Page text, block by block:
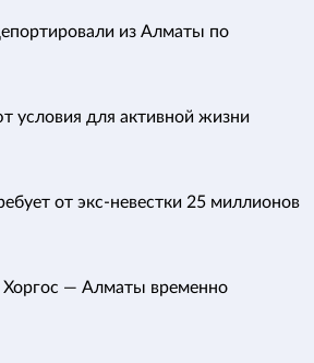
из Алматы по
условия для активной жизни
от экс-невестки 25 миллионов
— Алматы временно